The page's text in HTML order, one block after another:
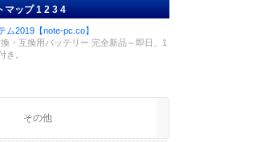
マップ 1234
ム2019【note-pc.co】
換・互換用バッテリー 完全新品～即日、1
き。
その他